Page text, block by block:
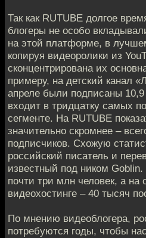
Так как RUTUBE долгое
блогеры не особо
на этой платформе, в
копируя видеоролики из
сконцентрирована их
примеру, на детский канал
апреле были подписаны
входит в тридцатку самых
сегменте. На RUTUBE
значительно скромнее –
подписчиков. Схожую
российский писатель и
известный под ником Goblin.
почти три млн человек, а на
видеохостинге – 40 тысяч
По мнению видеоблогера,
потребуются годы, чтобы